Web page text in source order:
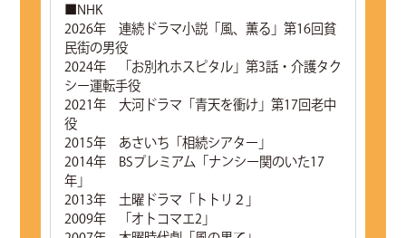
■NHK
2026年 連続ドラマ小説「風、薫る」第16回貧
民街の男役
2024年 「お別れホスピタル」第3話・介護タク
シー運転手役
2021年 大河ドラマ「青天を衝け」第17回老中
役
2015年 あさいち「相続シアター」
2014年 BSプレミアム「ナンシー関のいた17
年」
2013年 土曜ドラマ「トトリ２」
2009年 「オトコマエ2」